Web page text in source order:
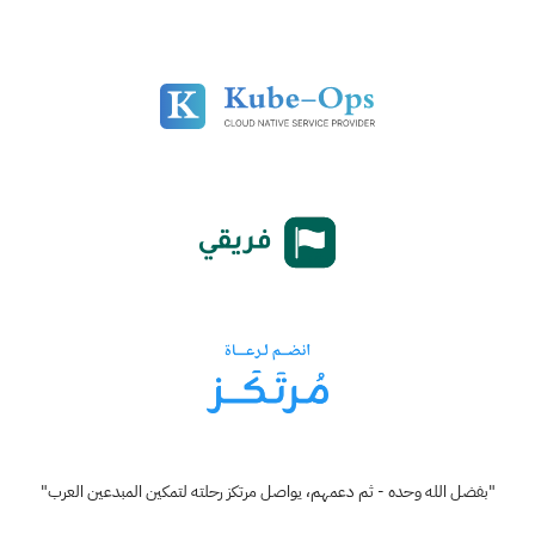
"بفضل الله وحده - ثم دعمهم، يواصل مرتكز رحلته لتمكين المبدعين العرب"